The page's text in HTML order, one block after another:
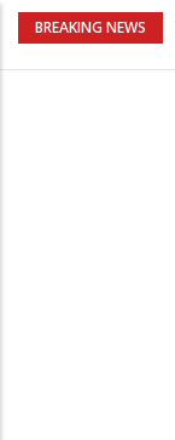
BREAKING NEWS